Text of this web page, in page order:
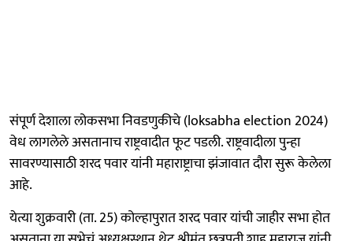
संपूर्ण देशाला लोकसभा निवडणुकीचे (loksabha election 2024)
वेध लागलेले असतानाच राष्ट्रवादीत फूट पडली. राष्ट्रवादीला पुन्हा
सावरण्यासाठी शरद पवार यांनी महाराष्ट्राचा झंजावात दौरा सुरू केलेला
आहे.
येत्या शुक्रवारी (ता. 25) कोल्हापुरात शरद पवार यांची जाहीर सभा होत